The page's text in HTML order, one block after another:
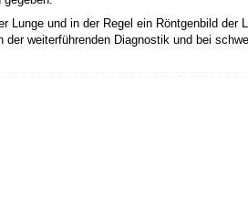
Lunge und in der Regel ein Röntgenbild
weiterführenden Diagnostik und bei